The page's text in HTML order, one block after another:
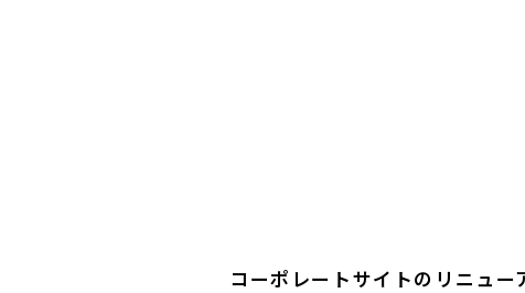
コーポレートサイトのリニュ